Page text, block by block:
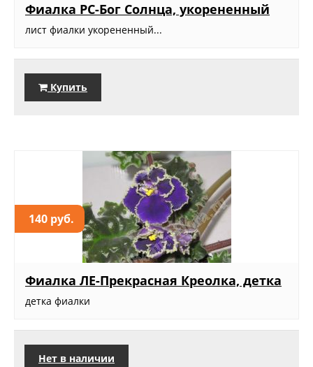
Фиалка РС-Бог Солнца, укорененный
лист фиалки укорененный...
Купить
140 руб.
Фиалка ЛЕ-Прекрасная Креолка, детка
детка фиалки
Нет в наличии